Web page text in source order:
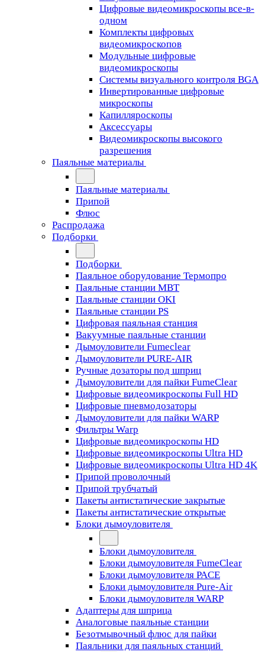
Цифровые видеомикроскопы все-в-
одном
Комплекты цифровых
видеомикроскопов
Модульные цифровые
видеомикроскопы
Cистемы визуального контроля BGA
Инвертированные цифровые
микроскопы
Капилляроскопы
Аксессуары
Видеомикроскопы высокого
разрешения
Паяльные материалы
Паяльные материалы
Припой
Флюс
Распродажа
Подборки
Подборки
Паяльное оборудование Термопро
Паяльные станции MBT
Паяльные станции OKI
Паяльные станции PS
Цифровая паяльная станция
Вакуумные паяльные станции
Дымоуловители Fumeclear
Дымоуловители PURE-AIR
Ручные дозаторы под шприц
Дымоуловители для пайки FumeClear
Цифровые видеомикроскопы Full HD
Цифровые пневмодозаторы
Дымоуловители для пайки WARP
Фильтры Warp
Цифровые видеомикроскопы HD
Цифровые видеомикроскопы Ultra HD
Цифровые видеомикроскопы Ultra HD 4K
Припой проволочный
Припой трубчатый
Пакеты антистатические закрытые
Пакеты антистатические открытые
Блоки дымоуловителя
Блоки дымоуловителя
Блоки дымоуловителя FumeClear
Блоки дымоуловителя PACE
Блоки дымоуловителя Pure-Air
Блоки дымоуловителя WARP
Адаптеры для шприца
Аналоговые паяльные станции
Безотмывочный флюс для пайки
Паяльники для паяльных станций